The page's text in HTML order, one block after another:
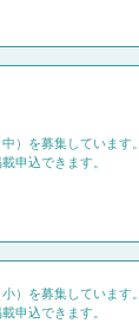
）を募集しています。
申込できます。
）を募集しています。
申込できます。